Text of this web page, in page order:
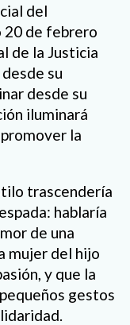
del
20 de febrero
de la Justicia
su
desde su
iluminará
la
trascendería
hablaría
de una
mujer del hijo
y que la
gestos